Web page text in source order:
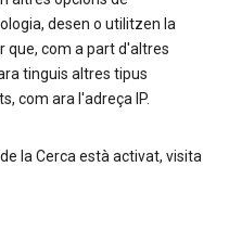
desen o utilitzen la
que, com a part d'altres
tinguis altres tipus
com ara l'adreça IP.
la Cerca està activat, visita